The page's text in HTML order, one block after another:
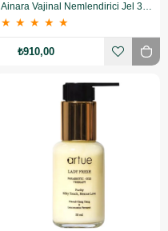
Ainara Vajinal Nemlendirici Jel 30 gr
★ ★ ★ ★ ★
₺910,00